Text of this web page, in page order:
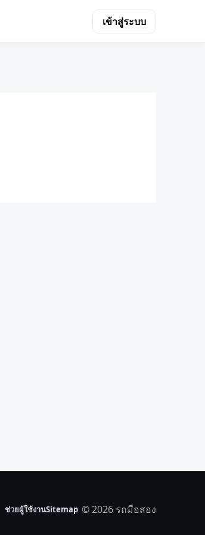
เข้าสู่ระบบ
ช่วยผู้ใช้งานSitemap © 2026 รถมือสอง